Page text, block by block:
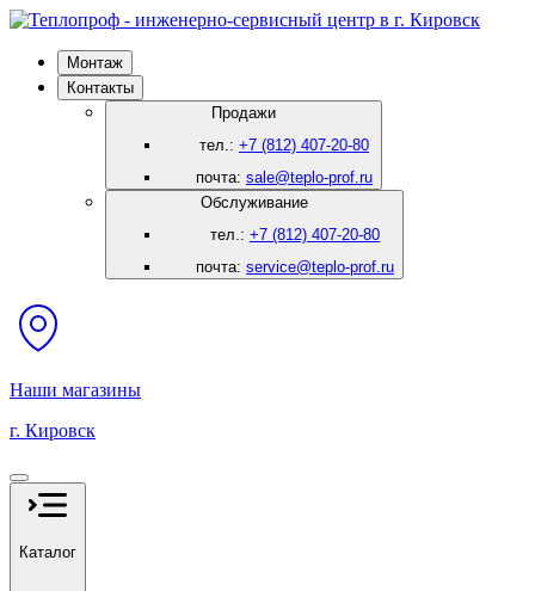
Монтаж
Контакты
Продажи
тел.: +7 (812) 407-20-80
почта: sale@teplo-prof.ru
Обслуживание
тел.: +7 (812) 407-20-80
почта: service@teplo-prof.ru
Наши магазины
г. Кировск
Каталог